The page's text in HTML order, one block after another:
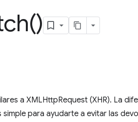
)
a XMLHttpRequest (XHR). La
para ayudarte a evitar las